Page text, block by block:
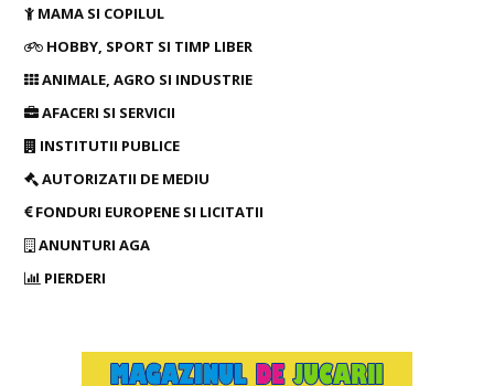
MAMA SI COPILUL
HOBBY, SPORT SI TIMP LIBER
ANIMALE, AGRO SI INDUSTRIE
AFACERI SI SERVICII
INSTITUTII PUBLICE
AUTORIZATII DE MEDIU
FONDURI EUROPENE SI LICITATII
ANUNTURI AGA
PIERDERI